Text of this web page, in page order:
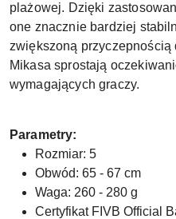
plażowej. Dzięki
one znacznie bardziej
zwiększoną przyczepnością
Mikasa sprostają
wymagających graczy.
Parametry:
Rozmiar: 5
Obwód: 65 - 67 cm
Waga: 260 - 280 g
Certyfikat FIVB Official